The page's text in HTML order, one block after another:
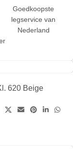
Goedkoopste
legservice van
Nederland
620 Beige